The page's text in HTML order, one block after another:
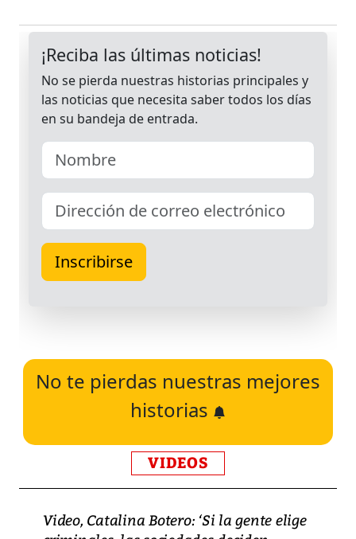
No te pierdas nuestras mejores
historias
VIDEOS
Video, Catalina Botero: ‘Si la gente elige